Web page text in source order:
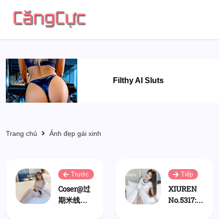
Filthy AI Sluts
Trang chủ Ảnh đẹp gái xinh
Trước
Coser@过
期米线线
Tiếp
XIUREN
No.5317: